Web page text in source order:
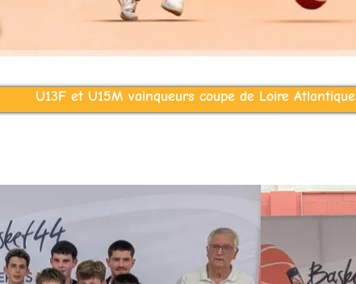
U13F et U15M vainqueurs coupe de Loire Atlantique